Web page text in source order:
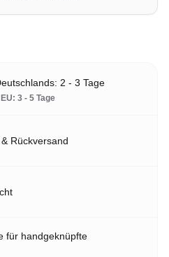
2 - 3 Tage
3 - 5 Tage
Rückversand
für handgeknüpfte